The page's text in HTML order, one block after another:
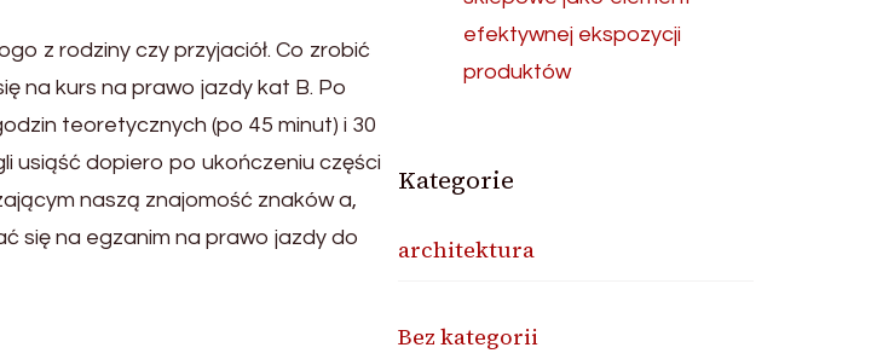
z rodziny czy przyjaciół. Co zrobić
na kurs na prawo jazdy kat B. Po
teoretycznych (po 45 minut) i 30
usiąść dopiero po ukończeniu części
naszą znajomość znaków a,
się na egzanim na prawo jazdy do
efektywnej ekspozycji
produktów
Kategorie
architektura
Bez kategorii